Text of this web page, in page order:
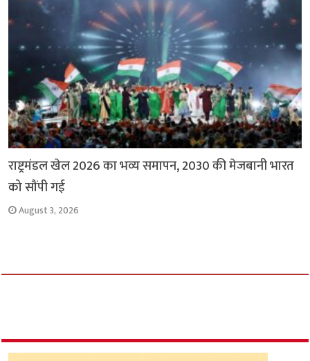
राष्ट्रमंडल खेल 2026 का भव्य समापन, 2030 की मेजबानी भारत
को सौंपी गई
August 3, 2026